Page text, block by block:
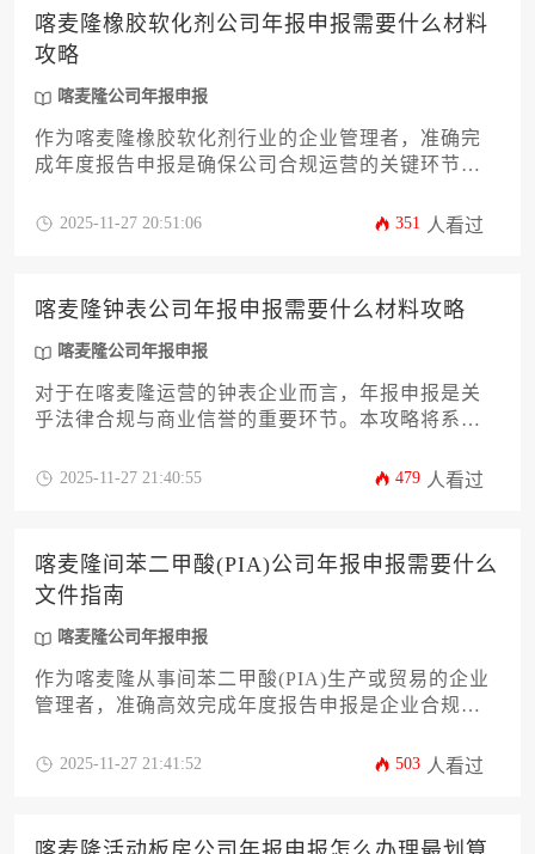
报申报的整体支出与效率，确保您的企业在满足法
律要求的同时，实现成本效益的最大化。
喀麦隆橡胶软化剂公司年报申报需要什么材料
攻略
喀麦隆公司年报申报
作为喀麦隆橡胶软化剂行业的企业管理者，准确完
成年度报告申报是确保公司合规运营的关键环节。
企业高效应对喀麦隆公司年报申报流程。内容将系
应对策略，并分享提升申报成功率的实用技巧，助
力企业主规避风险，保障经营活动的顺畅进行。
2025-11-27 20:51:06 351 人看过
喀麦隆钟表公司年报申报需要什么材料攻略
喀麦隆公司年报申报
对于在喀麦隆运营的钟表企业而言，年报申报是关
乎法律合规与商业信誉的重要环节。本攻略将系统
单、详细流程及关键注意事项，助力企业高效、准
2025-11-27 21:40:55 479 人看过
喀麦隆间苯二甲酸(PIA)公司年报申报需要什么
文件指南
喀麦隆公司年报申报
作为喀麦隆从事间苯二甲酸(PIA)生产或贸易的企业
管理者，准确高效完成年度报告申报是企业合规经
文件清单、关键注意事项及本地化特殊要求，帮助
2025-11-27 21:41:52 503 人看过